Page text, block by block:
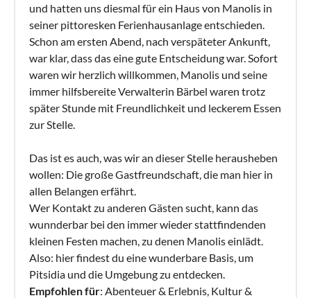
und hatten uns diesmal für ein Haus von Manolis in
seiner pittoresken Ferienhausanlage entschieden.
Schon am ersten Abend, nach verspäteter Ankunft,
war klar, dass das eine gute Entscheidung war. Sofort
waren wir herzlich willkommen, Manolis und seine
immer hilfsbereite Verwalterin Bärbel waren trotz
später Stunde mit Freundlichkeit und leckerem Essen
zur Stelle.
Das ist es auch, was wir an dieser Stelle herausheben
wollen: Die große Gastfreundschaft, die man hier in
allen Belangen erfährt.
Wer Kontakt zu anderen Gästen sucht, kann das
wunnderbar bei den immer wieder stattfindenden
kleinen Festen machen, zu denen Manolis einlädt.
Also: hier findest du eine wunderbare Basis, um
Pitsidia und die Umgebung zu entdecken.
Empfohlen für: Abenteuer & Erlebnis, Kultur &